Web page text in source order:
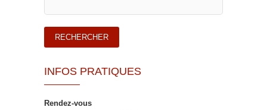
INFOS PRATIQUES
Rendez-vous